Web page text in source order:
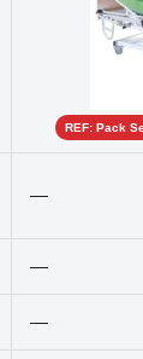
REF: Pack
—
—
—